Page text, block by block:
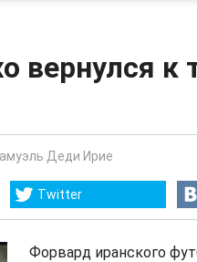
вернулся к
Деди Ирие
Twitter
Форвард иранского